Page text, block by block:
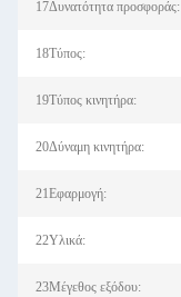
17Δυνατότητα προσφοράς:
18Τύπος:
19Τύπος κινητήρα:
20Δύναμη κινητήρα:
21Εφαρμογή:
22Υλικά:
23Μέγεθος εξόδου: